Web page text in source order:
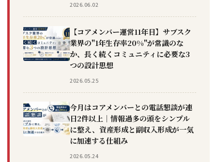
2026.06.02
【コアメンバー運営11年目】サブスク
業界の"1年生存率20%"が常識のな
か、長く続くコミュニティに必要な3
つの設計思想
2026.05.25
今月はコアメンバーとの電話懇談が連
日2件以上｜情報過多の頭をシンプル
に整え、資産形成と副収入形成が一気
に加速する仕組み
2026.05.24